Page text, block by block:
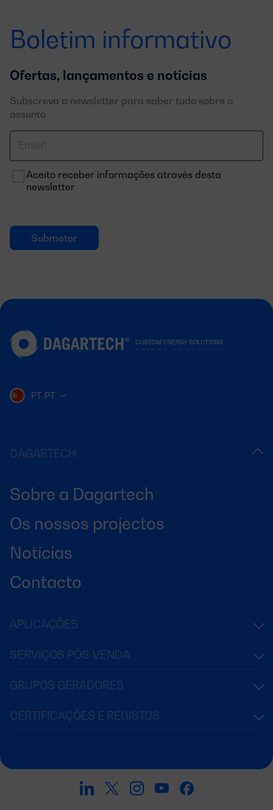
Boletim informativo
Ofertas, lançamentos e notícias
Subscreva a newsletter para saber tudo sobre o
assunto
electrónico
Aceito receber informações através desta
newsletter
DAGARTECH
Sobre a Dagartech
Os nossos projectos
Notícias
Contacto
PT-PT
APLICAÇÕES
SERVIÇOS PÓS-VENDA
GRUPOS GERADORES
CERTIFICAÇÕES E REGISTOS